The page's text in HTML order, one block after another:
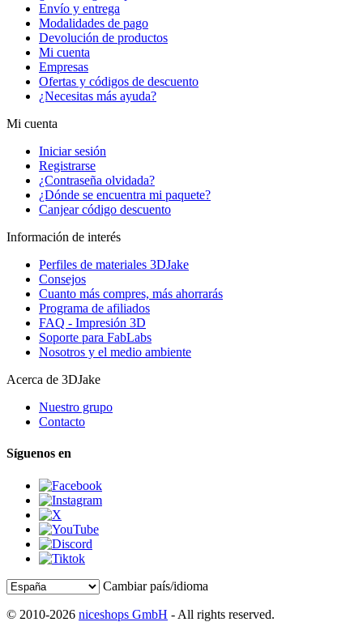
Envío y entrega
Modalidades de pago
Devolución de productos
Mi cuenta
Empresas
Ofertas y códigos de descuento
¿Necesitas más ayuda?
Mi cuenta
Iniciar sesión
Registrarse
¿Contraseña olvidada?
¿Dónde se encuentra mi paquete?
Canjear código descuento
Información de interés
Perfiles de materiales 3DJake
Consejos
Cuanto más compres, más ahorrarás
Programa de afiliados
FAQ - Impresión 3D
Soporte para FabLabs
Nosotros y el medio ambiente
Acerca de 3DJake
Nuestro grupo
Contacto
Síguenos en
Cambiar país/idioma
© 2010-2026 niceshops GmbH - All rights reserved.